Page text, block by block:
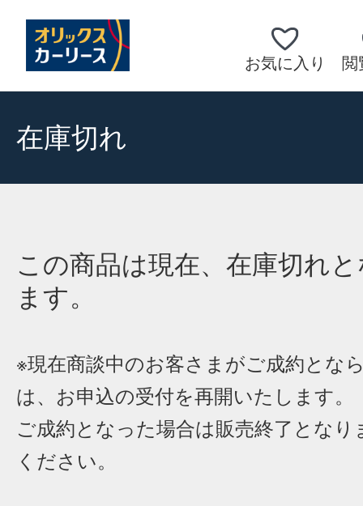
お気に入り 閲
在庫切れ
この商品は現在、在庫切れ
ます。
※現在商談中のお客さまがご成約とな
は、お申込の受付を再開いたします。
ご成約となった場合は販売終了となり
ください。